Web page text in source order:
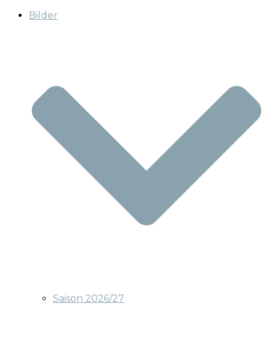
Bilder
Saison 2026/27